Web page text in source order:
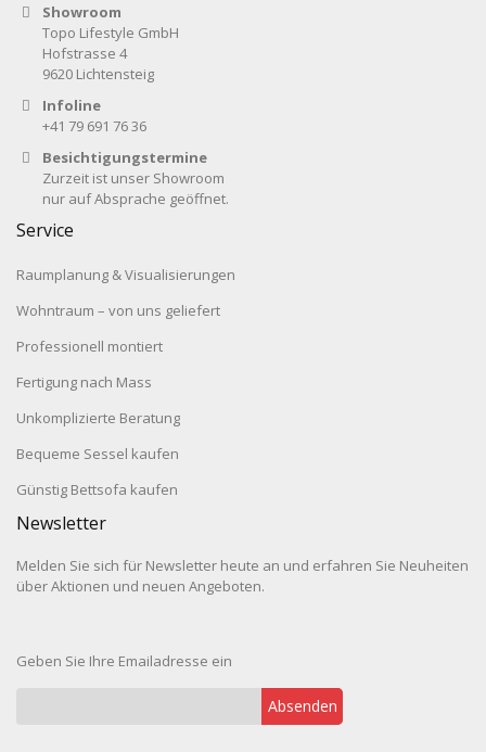
Showroom
Topo Lifestyle GmbH
Hofstrasse 4
9620 Lichtensteig
Infoline
+41 79 691 76 36
Besichtigungstermine
Zurzeit ist unser Showroom
nur auf Absprache geöffnet.
Service
Raumplanung & Visualisierungen
Wohntraum – von uns geliefert
Professionell montiert
Fertigung nach Mass
Unkomplizierte Beratung
Bequeme Sessel kaufen
Günstig Bettsofa kaufen
Newsletter
Melden Sie sich für Newsletter heute an und erfahren Sie Neuheiten
über Aktionen und neuen Angeboten.
Geben Sie Ihre Emailadresse ein
Absenden